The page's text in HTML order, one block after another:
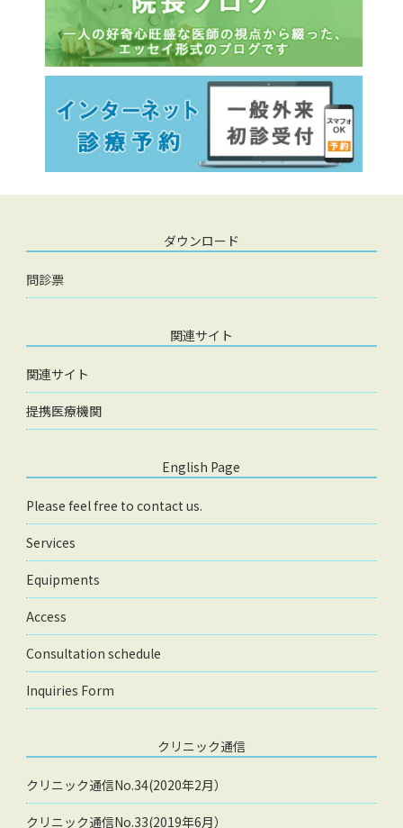
ダウンロード
問診票
関連サイト
関連サイト
提携医療機関
English Page
Please feel free to contact us.
Services
Equipments
Access
Consultation schedule
Inquiries Form
クリニック通信
クリニック通信No.34(2020年2月）
クリニック通信No.33(2019年6月）